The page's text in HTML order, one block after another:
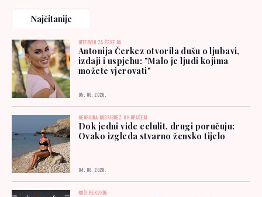
Najčitanije
INTERVJU ZA ŽENE.BA
Antonija Čerkez otvorila dušu o ljubavi,
izdaji i uspjehu: "Malo je ljudi kojima
možete vjerovati"
05. 08. 2026.
GEORGINA RODRIGUEZ U KUPAĆEM
Dok jedni vide celulit, drugi poručuju:
Ovako izgleda stvarno žensko tijelo
04. 08. 2026.
RUŠI REKORDE